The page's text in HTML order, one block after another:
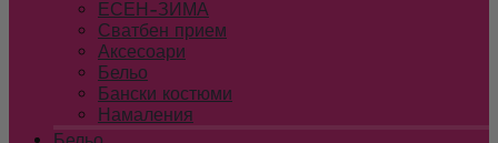
ЕСЕН-ЗИМА
Сватбен прием
Аксесоари
Бельо
Бански костюми
Намаления